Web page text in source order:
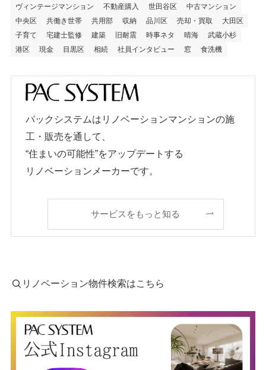
ヴィンテージマンション
不動産購入 世田谷区
中古マンション
中央区
共働き世帯 共用部 収納 品川区 売却・買取
大田区
子育て
宅建士監修 建築 旧耐震 時事ネタ 晴海
武蔵小杉
港区
現金 目黒区 相続 社員インタビュー 窓 食洗機
パックシステムはリノベーションマンションの施
工・販売を通して、
“住まいの可能性”をアップデートする
リノベーションメーカーです。
サービスをもっと知る
リノベーション物件検索はこちら